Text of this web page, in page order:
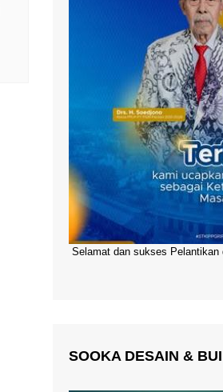
Selamat dan sukses
SOOKA DESAIN &